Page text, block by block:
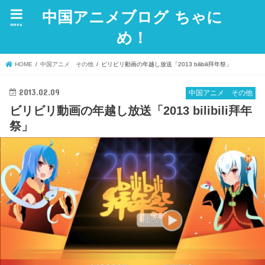
中国アニメブログ ちゃに
め！
menu
HOME 中国アニメ その他 ビリビリ動画の年越し放送「2013 bilibili拜年祭」
中国アニメ その他
2013.02.09
ビリビリ動画の年越し放送「2013 bilibili拜年
祭」